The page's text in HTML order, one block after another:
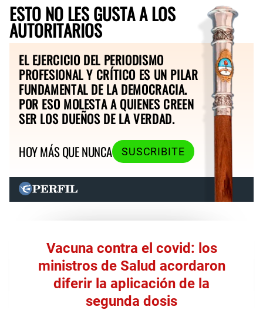
ESTO NO LES GUSTA A LOS
AUTORITARIOS
EL EJERCICIO DEL PERIODISMO
PROFESIONAL Y CRÍTICO ES UN PILAR
FUNDAMENTAL DE LA DEMOCRACIA.
POR ESO MOLESTA A QUIENES CREEN
SER LOS DUEÑOS DE LA VERDAD.
HOY MÁS QUE NUNCA
SUSCRIBITE
Vacuna contra el covid: los
ministros de Salud acordaron
diferir la aplicación de la
segunda dosis